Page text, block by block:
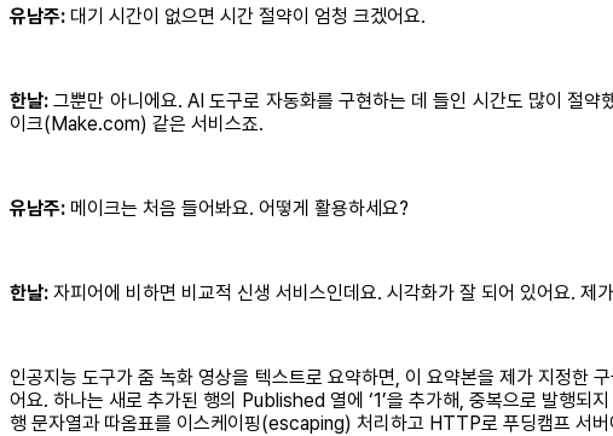
유남주: 대기 시간이 없으면 시간 절약이 엄청 크겠어요.
한날: 그뿐만 아니에요. AI 도구로 자동화를 구현하는 데 들인 시간도 많이 절
이크(Make.com) 같은 서비스죠.
유남주: 메이크는 처음 들어봐요. 어떻게 활용하세요?
한날: 자피어에 비하면 비교적 신생 서비스인데요. 시각화가 잘 되어 있어요. 제
인공지능 도구가 줌 녹화 영상을 텍스트로 요약하면, 이 요약본을 제가 지정한
어요. 하나는 새로 추가된 행의 Published 열에 ‘1’을 추가해, 중복으로 발행
행 문자열과 따옴표를 이스케이핑(escaping) 처리하고 HTTP로 푸딩캠프 서버